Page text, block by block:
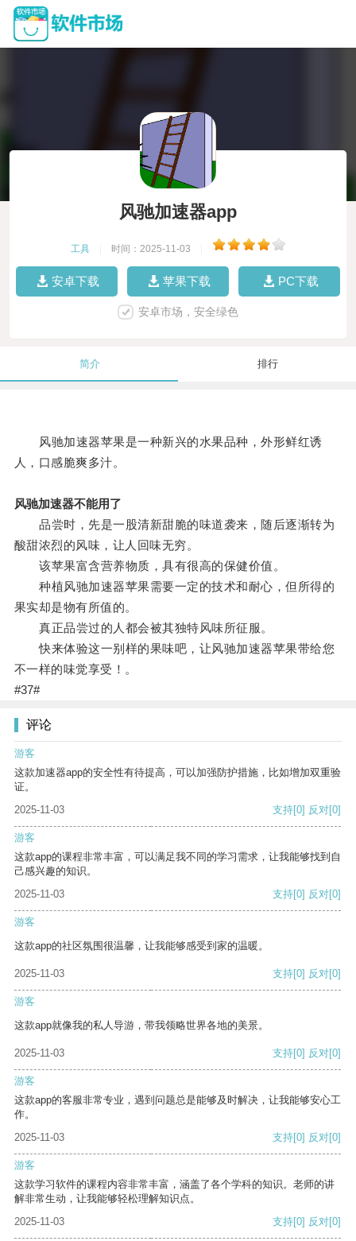
风驰加速器app
工具 时间：2025-11-03
安卓下载 苹果下载 PC下载
安卓市场，安全绿色
简介 排行
风驰加速器苹果是一种新兴的水果品种，外形鲜红诱
人，口感脆爽多汁。
风驰加速器不能用了
品尝时，先是一股清新甜脆的味道袭来，随后逐渐转为
酸甜浓烈的风味，让人回味无穷。
该苹果富含营养物质，具有很高的保健价值。
种植风驰加速器苹果需要一定的技术和耐心，但所得的
果实却是物有所值的。
真正品尝过的人都会被其独特风味所征服。
快来体验这一别样的果味吧，让风驰加速器苹果带给您
不一样的味觉享受！。
#37#
评论
游客
这款加速器app的安全性有待提高，可以加强防护措施，比如增加双重验
证。
2025-11-03
支持[0] 反对[0]
游客
这款app的课程非常丰富，可以满足我不同的学习需求，让我能够找到自
己感兴趣的知识。
2025-11-03
支持[0] 反对[0]
游客
这款app的社区氛围很温馨，让我能够感受到家的温暖。
2025-11-03 支持[0] 反对[0]
游客
这款app就像我的私人导游，带我领略世界各地的美景。
2025-11-03 支持[0] 反对[0]
游客
这款app的客服非常专业，遇到问题总是能够及时解决，让我能够安心工
作。
2025-11-03
支持[0] 反对[0]
游客
这款学习软件的课程内容非常丰富，涵盖了各个学科的知识。老师的讲
解非常生动，让我能够轻松理解知识点。
2025-11-03
支持[0] 反对[0]